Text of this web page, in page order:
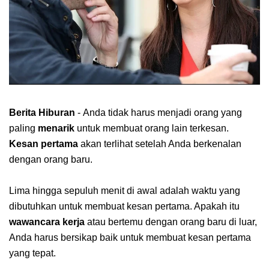
Berita Hiburan - Anda tidak harus menjadi orang yang
paling menarik untuk membuat orang lain terkesan.
Kesan pertama akan terlihat setelah Anda berkenalan
dengan orang baru.
Lima hingga sepuluh menit di awal adalah waktu yang
dibutuhkan untuk membuat kesan pertama. Apakah itu
wawancara kerja atau bertemu dengan orang baru di luar,
Anda harus bersikap baik untuk membuat kesan pertama
yang tepat.